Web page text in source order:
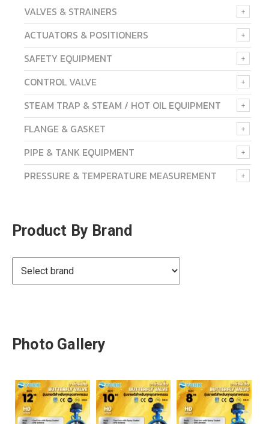
VALVES & STRAINERS
ACTUATORS & POSITIONERS
SAFETY EQUIPMENT
CONTROL VALVE
STEAM TRAP & STEAM / HOT OIL EQUIPMENT
FLANGE & GASKET
PIPE & TANK EQUIPMENT
PRESSURE & TEMPERATURE MEASUREMENT
Product By Brand
Photo Gallery